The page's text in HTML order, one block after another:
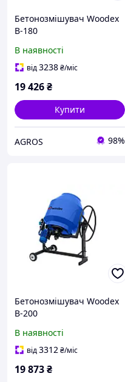
Бетонозмішувач Woodex
B-180
В наявності
від3238₴/міс
19 426₴
Купити
AGROS 98%
Бетонозмішувач Woodex
B-200
В наявності
від3312₴/міс
19 873₴